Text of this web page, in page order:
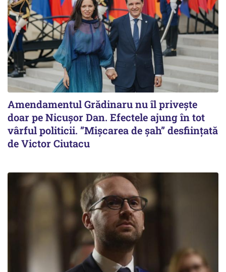
Amendamentul Grădinaru nu îl privește
doar pe Nicușor Dan. Efectele ajung în tot
vârful politicii. ”Mișcarea de șah” desființată
de Victor Ciutacu